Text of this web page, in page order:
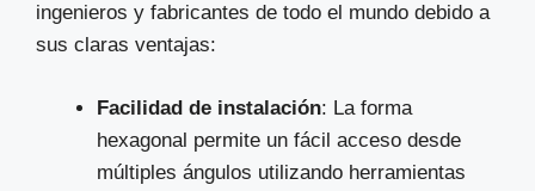
ingenieros y fabricantes de todo el mundo debido a
sus claras ventajas:
Facilidad de instalación: La forma
hexagonal permite un fácil acceso desde
múltiples ángulos utilizando herramientas